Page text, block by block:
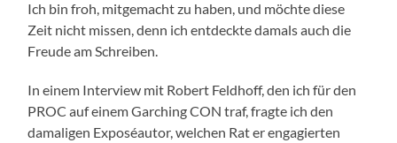
Ich bin froh, mitgemacht zu haben, und möchte diese
Zeit nicht missen, denn ich entdeckte damals auch die
Freude am Schreiben.
In einem Interview mit Robert Feldhoff, den ich für den
PROC auf einem Garching CON traf, fragte ich den
damaligen Exposéautor, welchen Rat er engagierten